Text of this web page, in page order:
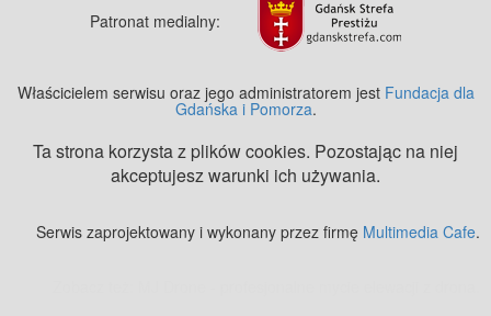
Patronat medialny:
Właścicielem serwisu oraz jego administratorem jest Fundacja dla
Gdańska i Pomorza.
Ta strona korzysta z plików cookies. Pozostając na niej
akceptujesz warunki ich używania.
Serwis zaprojektowany i wykonany przez firmę Multimedia Cafe.